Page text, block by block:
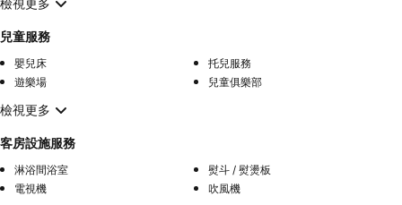
檢視更多
兒童服務
嬰兒床
托兒服務
遊樂場
兒童俱樂部
檢視更多
客房設施服務
淋浴間浴室
熨斗 / 熨燙板
電視機
吹風機